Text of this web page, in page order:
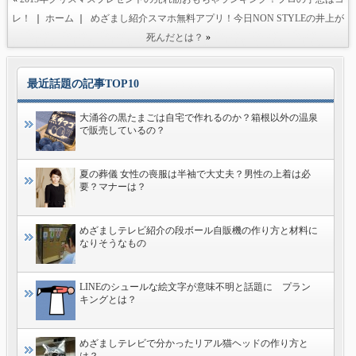
レ！
｜ ホーム ｜ めざまし紹介スマホ無料アプリ！今日NON STYLEの井上が
死んだとは？ »
最近話題の記事TOP10
大涌谷の黒たまごは自宅で作れるのか？箱根以外の温泉
で販売しているの？
夏の葬儀 女性の喪服は半袖で大丈夫？男性の上着は必
要？マナーは？
めざましテレビ紹介の段ボール自販機の作り方と材料に
なりそうなもの
LINEのシュールな絵文字が意味不明と話題に プラン
キングとは？
めざましテレビで分かったリアル猫ヘッドの作り方と